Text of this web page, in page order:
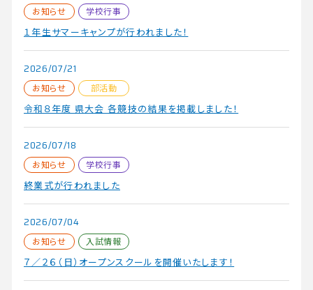
お知らせ 学校行事
１年生サマーキャンプが行われました！
2026/07/21
お知らせ 部活動
令和８年度 県大会 各競技の結果を掲載しました！
2026/07/18
お知らせ 学校行事
終業式が行われました
2026/07/04
お知らせ 入試情報
７／２６（日）オープンスクールを開催いたします！